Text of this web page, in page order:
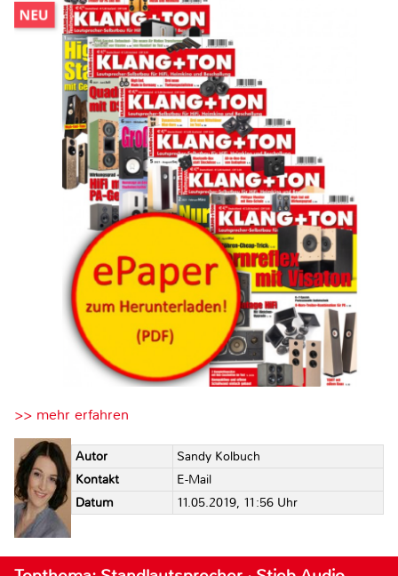
>> mehr erfahren
Autor
Sandy Kolbuch
Kontakt
E-Mail
Datum
11.05.2019, 11:56 Uhr